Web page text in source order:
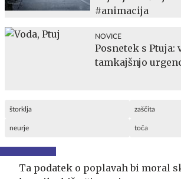
#animacija
NOVICE
Posnetek s Ptuja:
tamkajšnjo
štorklja zaščita
neurje toča
Ta podatek o poplavah bi moral